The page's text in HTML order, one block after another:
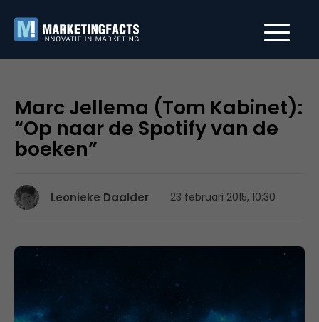
Marc Jellema (Tom Kabinet):
“Op naar de Spotify van de
boeken”
Leonieke Daalder 23 februari 2015, 10:30